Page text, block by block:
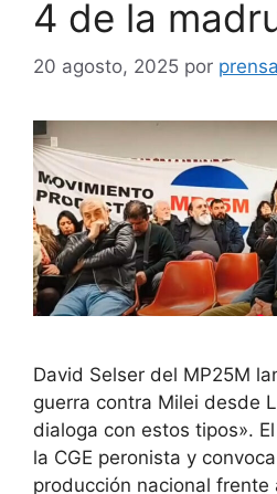
4 de la
20 agosto, 2025 por
David Selser del MP25M
guerra contra Milei desde
dialoga con estos tipos».
la CGE peronista y
producción nacional frente